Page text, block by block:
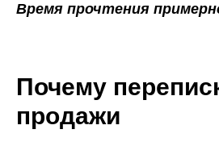
Время прочтения
Почему
продажи